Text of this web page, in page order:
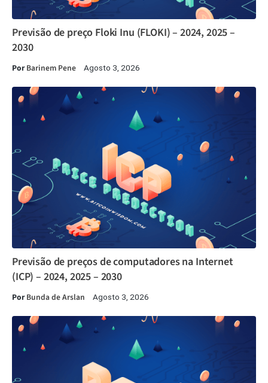
Previsão de preço Floki Inu (FLOKI) – 2024, 2025 –
2030
PorBarinem Pene Agosto 3, 2026
Previsão de preços de computadores na Internet
(ICP) – 2024, 2025 – 2030
PorBunda de Arslan Agosto 3, 2026